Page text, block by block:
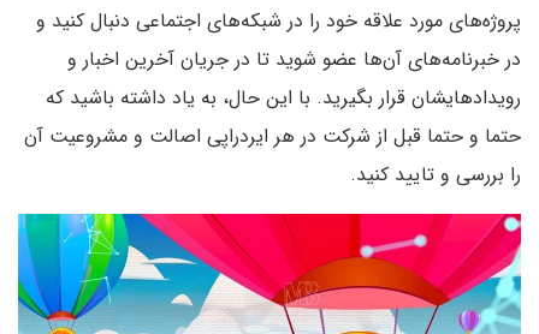
پروژه‌‌های مورد علاقه خود را در شبکه‌های اجتماعی دنبال کنید و
در خبرنامه‌های آن‌ها عضو شوید تا در جریان آخرین اخبار و
رویدادهایشان قرار بگیرید. با این حال، به یاد داشته باشید که
حتما و حتما قبل از شرکت در هر ایردراپی اصالت و مشروعیت آن
را بررسی و تایید کنید.